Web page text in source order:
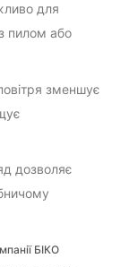
для
пилом або
зменшує
дозволяє
БІКО